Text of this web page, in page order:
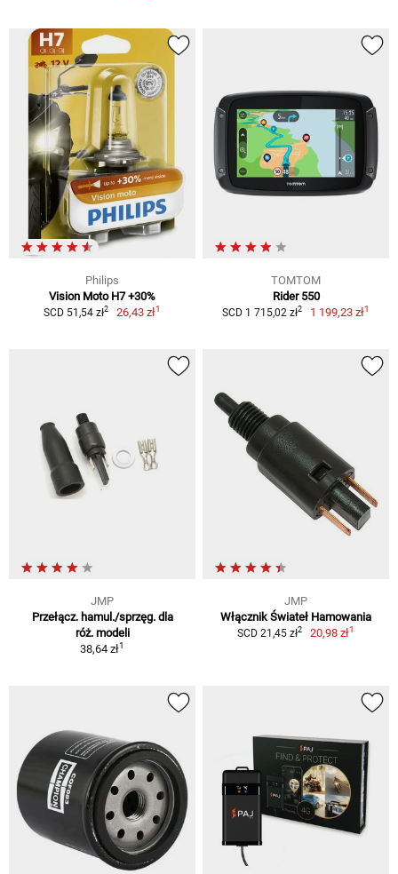
Philips
Vision Moto H7 +30%
SCD 51,54 zł2 26,43 zł1
TOMTOM
Rider 550
SCD 1 715,02 zł2 1 199,23 zł1
JMP
Przełącz. hamul./sprzęg. dla
róż. modeli
38,64 zł1
JMP
Włącznik Świateł Hamowania
SCD 21,45 zł2 20,98 zł1